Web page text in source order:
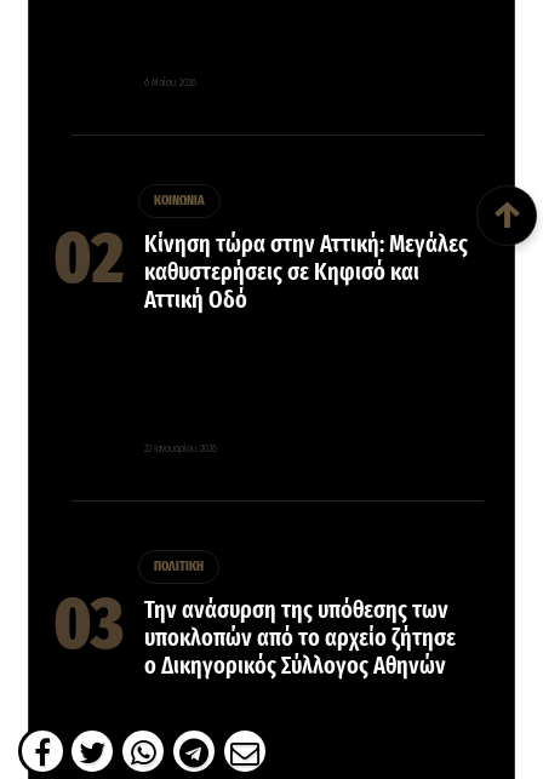
6 Μαΐου, 2026
ΚΟΙΝΩΝΙΑ
Κίνηση τώρα στην Αττική: Μεγάλες
καθυστερήσεις σε Κηφισό και
Αττική Οδό
22 Ιανουαρίου, 2026
ΠΟΛΙΤΙΚΗ
Την ανάσυρση της υπόθεσης των
υποκλοπών από το αρχείο ζήτησε
ο Δικηγορικός Σύλλογος Αθηνών
↑